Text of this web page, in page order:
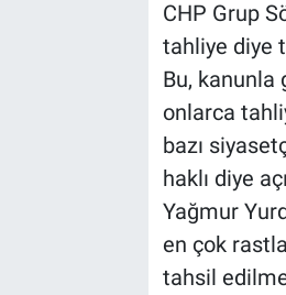
CHP Grup
tahliye diye
Bu, kanunla
onlarca
bazı
haklı diye
Yağmur
en çok
tahsil